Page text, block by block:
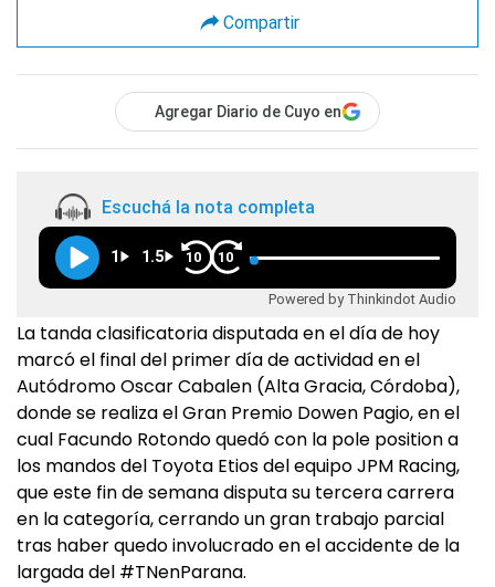
Compartir
Agregar Diario de Cuyo en
Escuchá la nota completa
1 1.5 10 10
Powered by Thinkindot Audio
La tanda clasificatoria disputada en el día de hoy
marcó el final del primer día de actividad en el
Autódromo Oscar Cabalen (Alta Gracia, Córdoba),
donde se realiza el Gran Premio Dowen Pagio, en el
cual Facundo Rotondo quedó con la pole position a
los mandos del Toyota Etios del equipo JPM Racing,
que este fin de semana disputa su tercera carrera
en la categoría, cerrando un gran trabajo parcial
tras haber quedo involucrado en el accidente de la
largada del #TNenParana.